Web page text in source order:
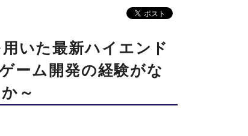
いた最新ハイエンド
ーム開発の経験がな
～